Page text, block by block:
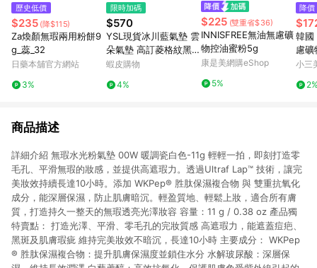
歷史低價
$235 (降$115)
Za煥顏無瑕兩用粉餅9
g_蕊_32
日藥本舖官方網站
3%
限時加碼
$570
YSL現貨冰川藍氣墊 雲
朵氣墊 高訂菱格紋黑皮
革氣墊 白大理石高光H
華水粉餅Niki霧光氣墊
蝦皮購物
4%
$225 (雙重省$36)
INNISFREE無油無慮礦
物控油蜜粉5g
康是美網購eShop
5%
降價
韓
慮
小三
商品描述
詳細介紹 無瑕水光粉氣墊 00W 暖調瓷白色-11g 輕輕一拍，即刻打造零
毛孔、平滑無瑕的妝感，並提供高遮瑕力。透過Ultraf Lap™ 技術，讓完
美妝效持續長達10小時。添加 WKPep® 胜肽保濕複合物 與 雙重抗氧化
成分，能深層保濕，防止肌膚暗沉。輕盈質地、輕鬆上妝，適合所有膚
質，打造持久一整天的無瑕透亮光澤妝容 容量：11 g / 0.38 oz 產品獨
特賣點： 打造光澤、平滑、零毛孔的完妝質感 高遮瑕力，能遮蓋痘疤、
黑斑及肌膚瑕疵 維持完美妝效不暗沉，長達10小時 主要成分： WKPep
® 胜肽保濕複合物：提升肌膚保濕度並鎖住水分 水解玻尿酸：深層保